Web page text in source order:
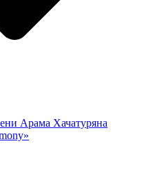
Арама Хачатуряна